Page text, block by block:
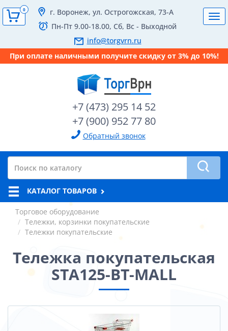
г. Воронеж, ул. Острогожская, 73-А
Пн-Пт 9.00-18.00, Сб, Вс - Выходной
info@torgvrn.ru
При оплате наличными получите скидку от 3% до 10%!
+7 (473) 295 14 52
+7 (900) 952 77 80
Обратный звонок
0
КАТАЛОГ ТОВАРОВ
Торговое оборудование
Тележки, корзинки покупательские
Тележки покупательские
Тележка покупательская
STA125-BT-MALL